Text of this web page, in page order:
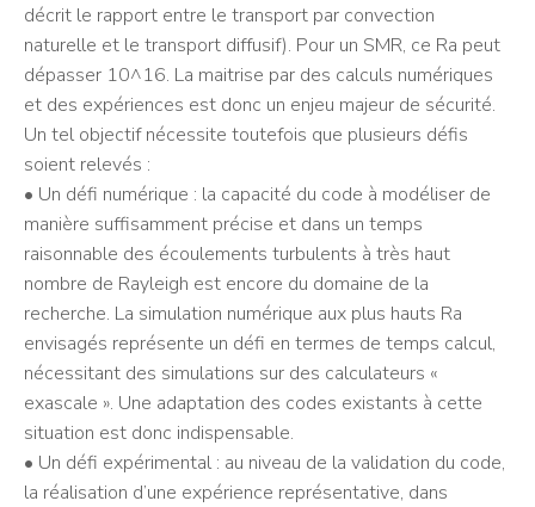
décrit le rapport entre le transport par convection
naturelle et le transport diffusif). Pour un SMR, ce Ra peut
dépasser 10^16. La maitrise par des calculs numériques
et des expériences est donc un enjeu majeur de sécurité.
Un tel objectif nécessite toutefois que plusieurs défis
soient relevés :
• Un défi numérique : la capacité du code à modéliser de
manière suffisamment précise et dans un temps
raisonnable des écoulements turbulents à très haut
nombre de Rayleigh est encore du domaine de la
recherche. La simulation numérique aux plus hauts Ra
envisagés représente un défi en termes de temps calcul,
nécessitant des simulations sur des calculateurs «
exascale ». Une adaptation des codes existants à cette
situation est donc indispensable.
• Un défi expérimental : au niveau de la validation du code,
la réalisation d’une expérience représentative, dans